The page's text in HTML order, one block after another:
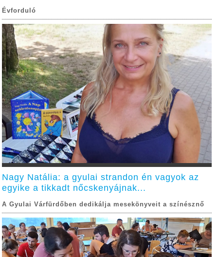
Évforduló
Nagy Natália: a gyulai strandon én vagyok az
egyike a tikkadt nőcskenyájnak...
A Gyulai Várfürdőben dedikálja mesekönyveit a színésznő